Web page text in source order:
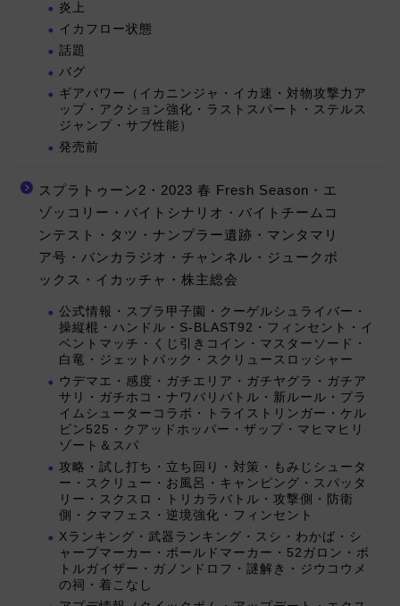
炎上
イカフロー状態
話題
バグ
ギアパワー（イカニンジャ・イカ速・対物攻撃力ア
ップ・アクション強化・ラストスパート・ステルス
ジャンプ・サブ性能）
発売前
スプラトゥーン2・2023 春 Fresh Season・エ
ゾッコリー・バイトシナリオ・バイトチームコ
ンテスト・タツ・ナンプラー遺跡・マンタマリ
ア号・バンカラジオ・チャンネル・ジュークボ
ックス・イカッチャ・株主総会
公式情報・スプラ甲子園・クーゲルシュライバー・
操縦棍・ハンドル・S-BLAST92・フィンセント・イ
ベントマッチ・くじ引きコイン・マスターソード・
白竜・ジェットパック・スクリュースロッシャー
ウデマエ・感度・ガチエリア・ガチヤグラ・ガチア
サリ・ガチホコ・ナワバリバトル・新ルール・プラ
イムシューターコラボ・トライストリンガー・ケル
ビン525・クアッドホッパー・ザップ・マヒマヒリ
ゾート＆スパ
攻略・試し打ち・立ち回り・対策・もみじシュータ
ー・スクリュー・お風呂・キャンピング・スパッタ
リー・スクスロ・トリカラバトル・攻撃側・防衛
側・クマフェス・逆境強化・フィンセント
Xランキング・武器ランキング・スシ・わかば・シ
ャープマーカー・ボールドマーカー・52ガロン・ボ
トルガイザー・ガノンドロフ・謎解き・ジウコウメ
の祠・着こなし